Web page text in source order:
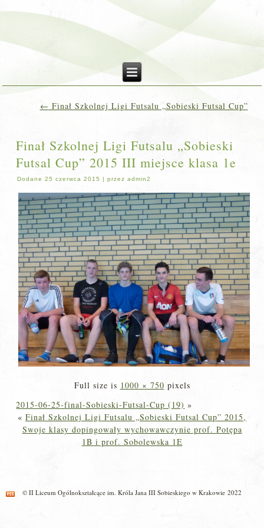
← Finał Szkolnej Ligi Futsalu „Sobieski Futsal Cup”
Finał Szkolnej Ligi Futsalu „Sobieski
Futsal Cup” 2015 III miejsce klasa 1e
Dodane 25 czerwca 2015 |przez admin2
Full size is 1000 × 750 pixels
2015-06-25-final-Sobieski-Futsal-Cup (19) »
« Finał Szkolnej Ligi Futsalu „Sobieski Futsal Cup” 2015,
Swoje klasy dopingowały wychowawczynie prof. Potępa
1B i prof. Sobolewska 1E
© II Liceum Ogólnokształcące im. Króla Jana III Sobieskiego w Krakowie 2022